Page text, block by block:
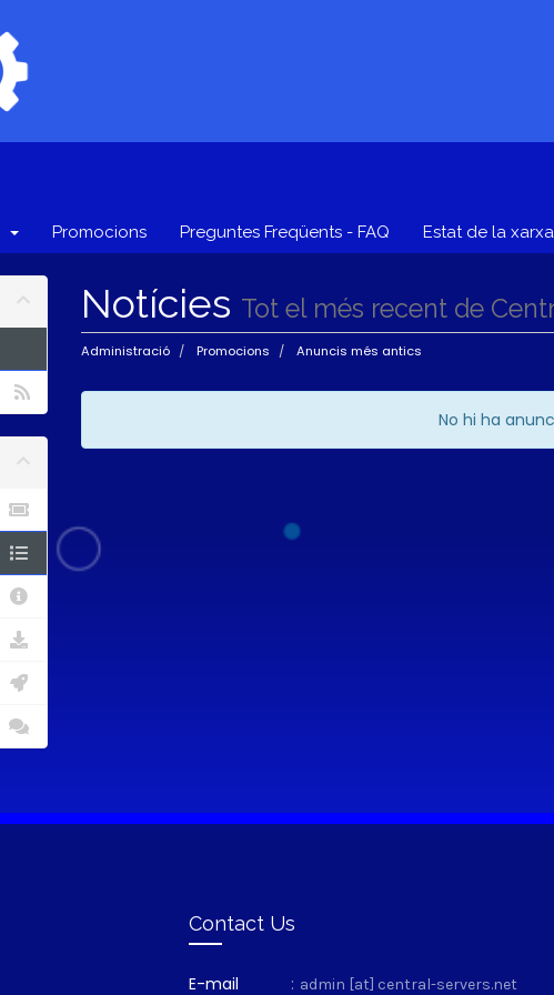
Promocions Preguntes Freqüents - FAQ Estat de la xarxa
Notícies Tot el més recent de
Administració Promocions Anuncis més antics
No hi ha
Contact Us
E-mail : admin [at] central-servers.net